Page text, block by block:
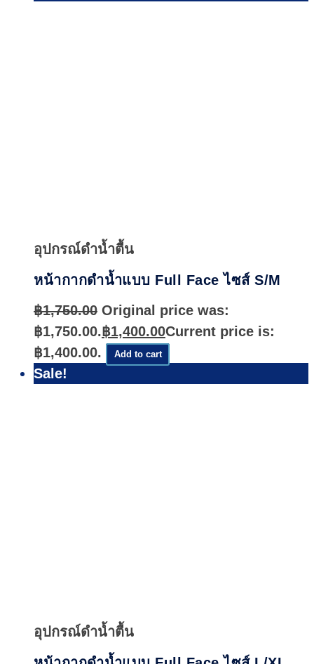
อุปกรณ์ดำน้ำตื้น
หน้ากากดำน้ำแบบ Full Face ไซส์ S/M
฿1,750.00 Original price was:
฿1,750.00.฿1,400.00Current price is:
฿1,400.00.
Add to cart
Sale!
อุปกรณ์ดำน้ำตื้น